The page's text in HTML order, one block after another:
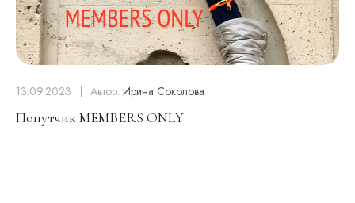
13.09.2023 Автор: Ирина Соколова
Попутчик MEMBERS ONLY